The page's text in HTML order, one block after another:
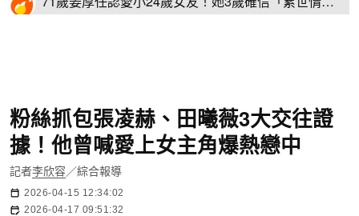
粉絲抓包張凌赫、田曦薇3大交往證
據！他曾喊愛上女主角爆熱戀中
記者李欣容／綜合報導
2026-04-15 12:34:02
2026-04-17 09:51:32